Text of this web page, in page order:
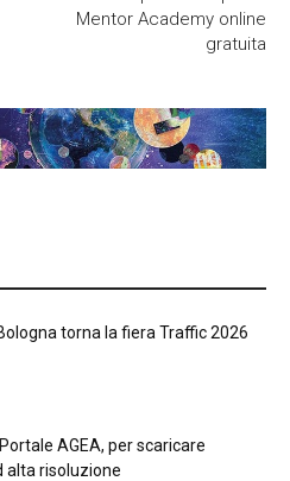
Mentor Academy online
gratuita
torna la fiera Traffic 2026
AGEA, per scaricare
alta risoluzione